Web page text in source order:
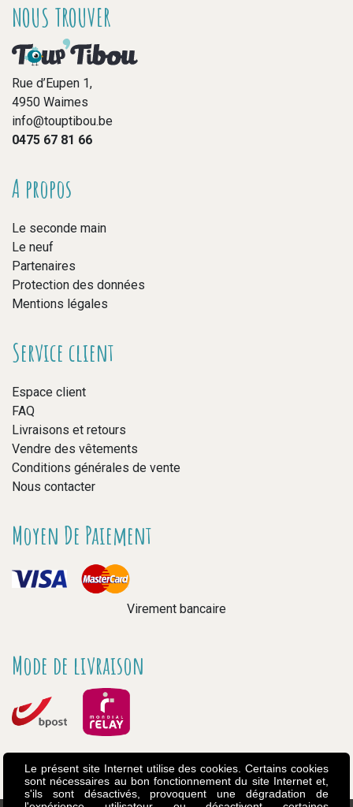
NOUS TROUVER
Rue d’Eupen 1,
4950 Waimes
info@touptibou.be
0475 67 81 66
A propos
Le seconde main
Le neuf
Partenaires
Protection des données
Mentions légales
Service client
Espace client
FAQ
Livraisons et retours
Vendre des vêtements
Conditions générales de vente
Nous contacter
Moyen De Paiement
Virement bancaire
Mode de livraison
Le présent site Internet utilise des cookies. Certains cookies
sont nécessaires au bon fonctionnement du site Internet et,
s'ils sont désactivés, provoquent une dégradation de